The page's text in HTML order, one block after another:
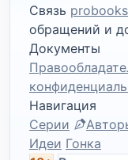
Связь
обращений и
Документы
Навигация
Серии
Идеи Гонка